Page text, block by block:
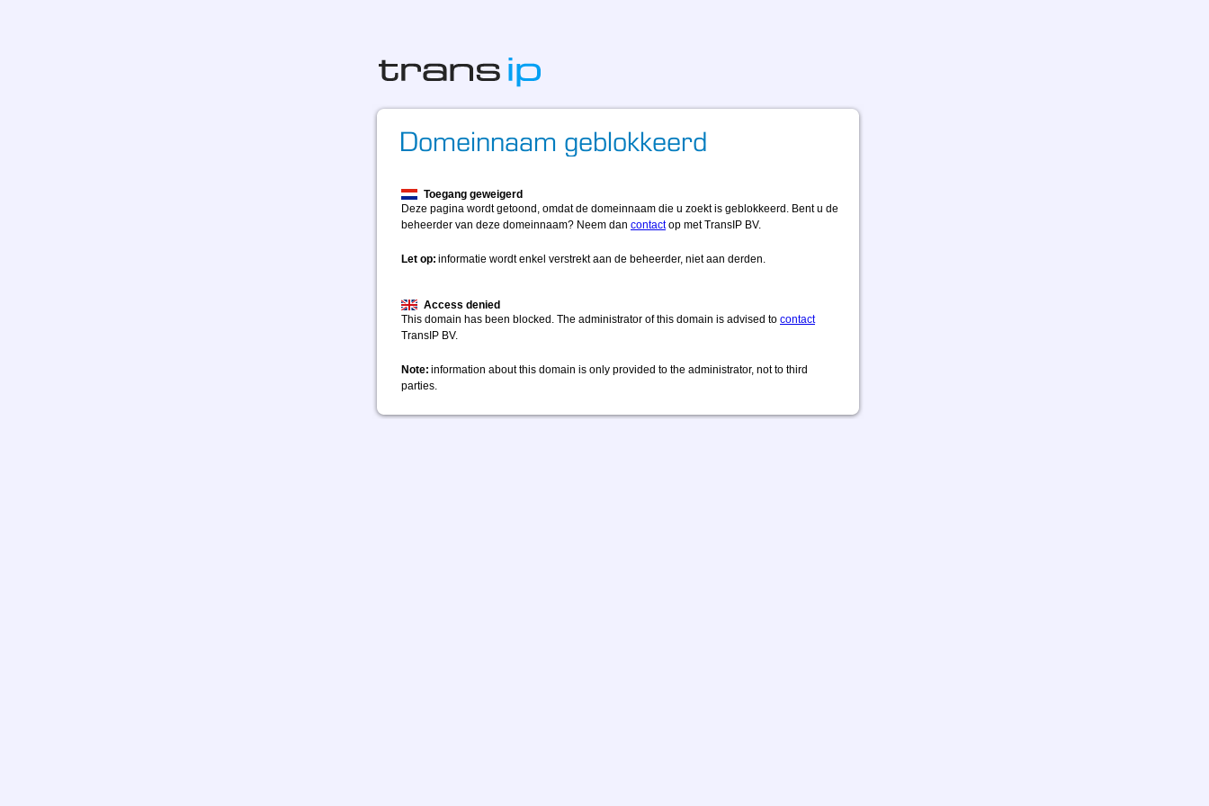
Toegang geweigerd
Deze pagina wordt getoond, omdat de domeinnaam die u zoekt is geblokkeerd. Bent u de
beheerder van deze domeinnaam? Neem dan contactop met TransIP BV.
Let op: informatie wordt enkel verstrekt aan de beheerder, niet aan derden.
Access denied
This domain has been blocked. The administrator of this domain is advised to contact
TransIP BV.
Note: information about this domain is only provided to the administrator, not to third
parties.